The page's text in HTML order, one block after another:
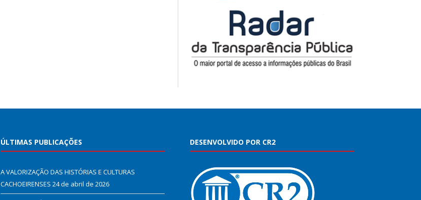
ÚLTIMAS PUBLICAÇÕES
A VALORIZAÇÃO DAS HISTÓRIAS E CULTURAS
CACHOEIRENSES 24 de abril de 2026
DESENVOLVIDO POR CR2